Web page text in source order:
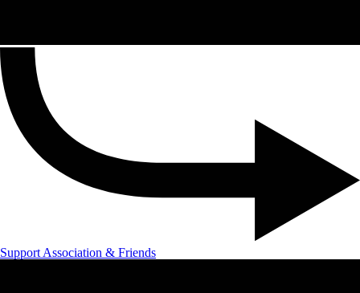
Support Association & Friends